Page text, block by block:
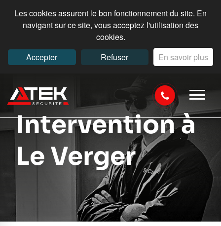
Les cookies assurent le bon fonctionnement du site. En
navigant sur ce site, vous acceptez l'utilisation des
cookies.
Accepter
Refuser En savoir plus
Intervention à
Le Verger